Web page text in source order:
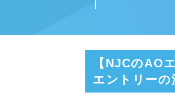
【NJCのAO
エントリーの